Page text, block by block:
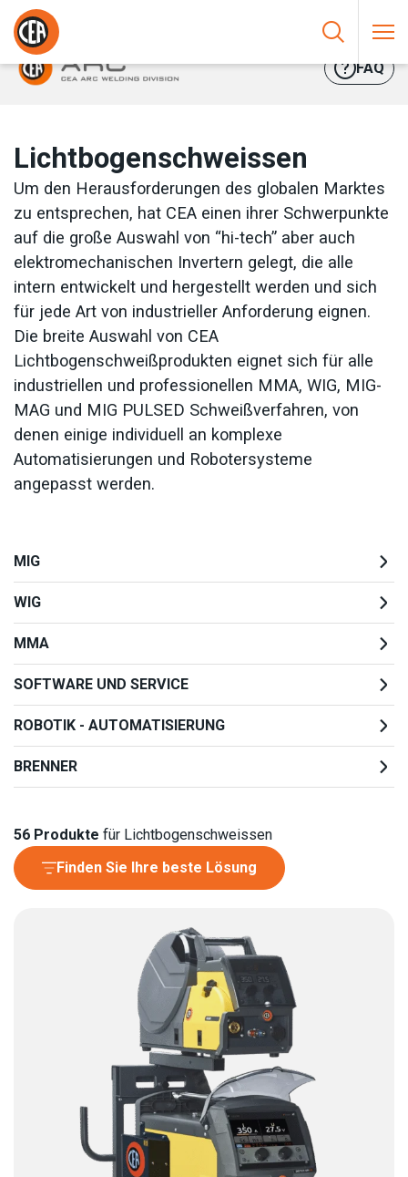
Zum Inhalt springen
HOME/
FAQ
Lichtbogenschweissen
Um den Herausforderungen des globalen Marktes
zu entsprechen, hat CEA einen ihrer Schwerpunkte
auf die große Auswahl von “hi-tech” aber auch
elektromechanischen Invertern gelegt, die alle
intern entwickelt und hergestellt werden und sich
für jede Art von industrieller Anforderung eignen.
Die breite Auswahl von CEA
Lichtbogenschweißprodukten eignet sich für alle
industriellen und professionellen MMA, WIG, MIG-
MAG und MIG PULSED Schweißverfahren, von
denen einige individuell an komplexe
Automatisierungen und Robotersysteme
angepasst werden.
MIG
WIG
MMA
SOFTWARE UND SERVICE
ROBOTIK - AUTOMATISIERUNG
BRENNER
56 Produkte für Lichtbogenschweissen
Finden Sie Ihre beste Lösung